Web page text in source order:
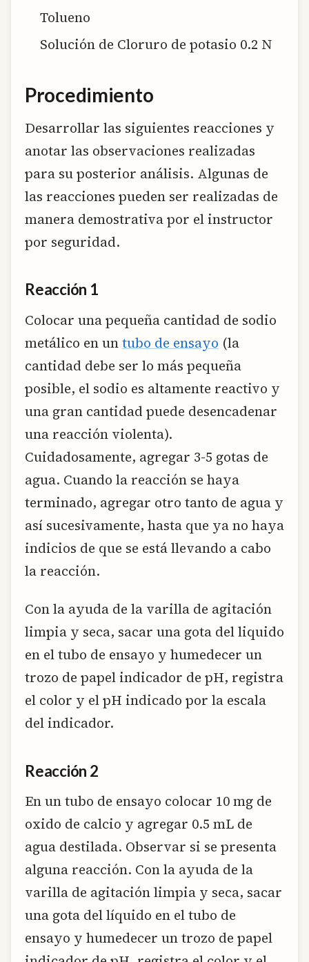
Tolueno
Solución de Cloruro de potasio 0.2 N
Procedimiento
Desarrollar las siguientes reacciones y
anotar las observaciones realizadas
para su posterior análisis. Algunas de
las reacciones pueden ser realizadas de
manera demostrativa por el instructor
por seguridad.
Reacción 1
Colocar una pequeña cantidad de sodio
metálico en untubo de ensayo (la
cantidad debe ser lo más pequeña
posible, el sodio es altamente reactivo y
una gran cantidad puede desencadenar
una reacción violenta).
Cuidadosamente, agregar 3-5 gotas de
agua. Cuando la reacción se haya
terminado, agregar otro tanto de agua y
así sucesivamente, hasta que ya no haya
indicios de que se está llevando a cabo
la reacción.
Con la ayuda de la varilla de agitación
limpia y seca, sacar una gota del liquido
en el tubo de ensayo y humedecer un
trozo de papel indicador de pH, registra
el color y el pH indicado por la escala
del indicador.
Reacción 2
En un tubo de ensayo colocar 10 mg de
oxido de calcio y agregar 0.5 mL de
agua destilada. Observar si se presenta
alguna reacción. Con la ayuda de la
varilla de agitación limpia y seca, sacar
una gota del líquido en el tubo de
ensayo y humedecer un trozo de papel